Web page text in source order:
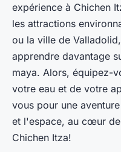
expérience à Chichen
les attractions
ou la ville de
apprendre davantage
maya. Alors, équipez-
votre eau et de votre
vous pour une
et l'espace, au cœur
Chichen Itza!